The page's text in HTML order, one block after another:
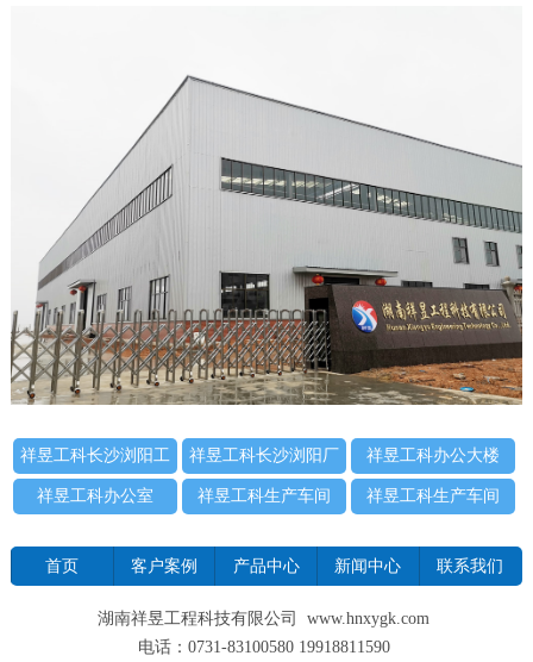
祥昱工科长沙浏阳工
厂大门
祥昱工科长沙浏阳厂
区
祥昱工科办公大楼
祥昱工科办公室 祥昱工科生产车间 祥昱工科生产车间
首页 客户案例 产品中心 新闻中心 联系我们
湖南祥昱工程科技有限公司 www.hnxygk.com
电话：0731-83100580 19918811590